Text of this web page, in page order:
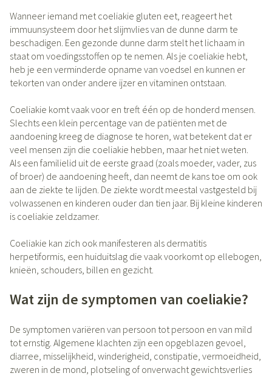
Wanneer iemand met coeliakie gluten eet, reageert het
immuunsysteem door het slijmvlies van de dunne darm te
beschadigen. Een gezonde dunne darm stelt het lichaam in
staat om voedingsstoffen op te nemen. Als je coeliakie hebt,
heb je een verminderde opname van voedsel en kunnen er
tekorten van onder andere ijzer en vitaminen ontstaan.
Coeliakie komt vaak voor en treft één op de honderd mensen.
Slechts een klein percentage van de patiënten met de
aandoening kreeg de diagnose te horen, wat betekent dat er
veel mensen zijn die coeliakie hebben, maar het niet weten.
Als een familielid uit de eerste graad (zoals moeder, vader, zus
of broer) de aandoening heeft, dan neemt de kans toe om ook
aan de ziekte te lijden. De ziekte wordt meestal vastgesteld bij
volwassenen en kinderen ouder dan tien jaar. Bij kleine kinderen
is coeliakie zeldzamer.
Coeliakie kan zich ook manifesteren als dermatitis
herpetiformis, een huiduitslag die vaak voorkomt op ellebogen,
knieën, schouders, billen en gezicht.
Wat zijn de symptomen van coeliakie?
De symptomen variëren van persoon tot persoon en van mild
tot ernstig. Algemene klachten zijn een opgeblazen gevoel,
diarree, misselijkheid, winderigheid, constipatie, vermoeidheid,
zweren in de mond, plotseling of onverwacht gewichtsverlies